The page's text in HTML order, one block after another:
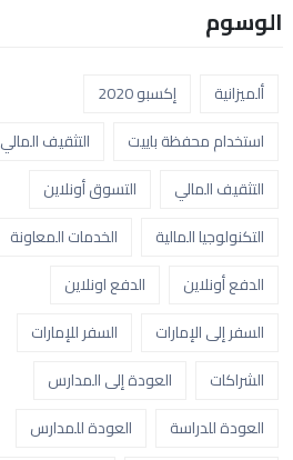
الوسوم
ألميزانية
إكسبو 2020
استخدام محفظة باييت
التثقيف المالي
التثقيف المالي
التسوق أونلاين
التكنولوجيا المالية
الخدمات المعاونة
الدفع أونلاين
الدفع اونلاين
السفر إلى الإمارات
السفر للإمارات
الشراكات
العودة إلى المدارس
العودة للدراسة
العودة للمدارس